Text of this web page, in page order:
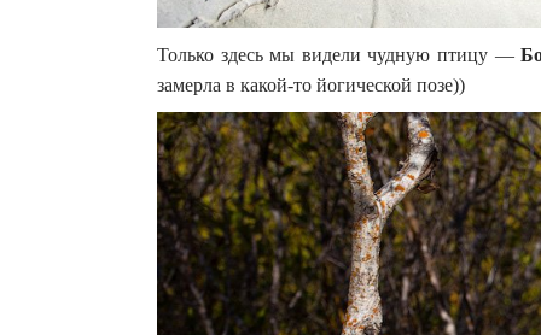
Только здесь мы видели чудную птицу —
замерла в какой-то йогической позе))